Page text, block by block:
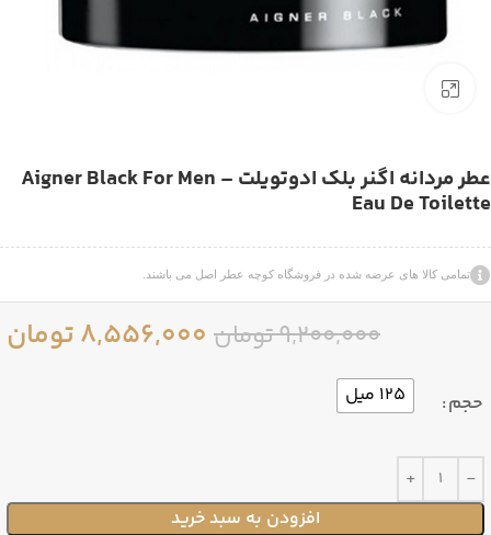
عطر مردانه اگنر بلک ادوتویلت – Aigner Black For Men
Eau De Toilette
تمامی کالا های عرضه شده در فروشگاه کوچه عطر اصل می باشند.
9,200,000تومان 8,556,000تومان
حجم 125 میل
افزودن به سبد خرید